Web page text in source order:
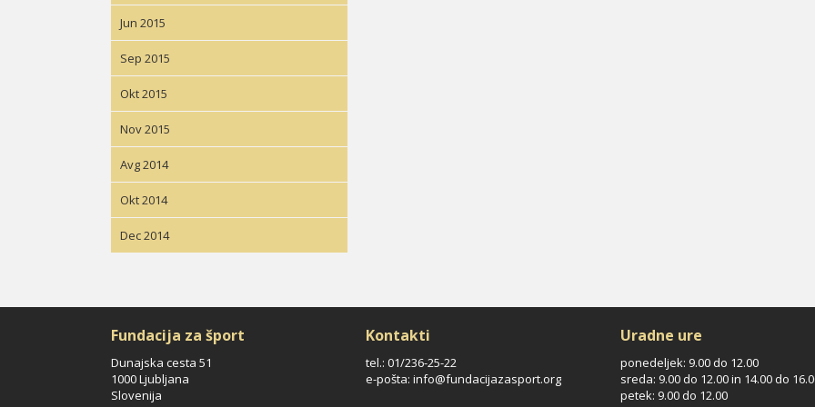
Jun 2015
Sep 2015
Okt 2015
Nov 2015
Avg 2014
Okt 2014
Dec 2014
Fundacija za šport
Dunajska cesta 51
1000 Ljubljana
Slovenija
Kontakti
tel.: 01/236-25-22
e-pošta: info@fundacijazasport.org
Uradne ure
ponedeljek: 9.00 do 12.00
sreda: 9.00 do 12.00 in 14.00 do
petek: 9.00 do 12.00